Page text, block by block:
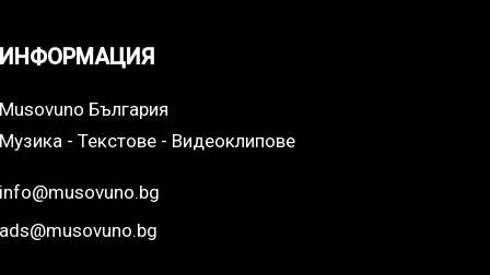
ИНФОРМАЦИЯ
Musovuno България
Музика - Текстове - Видеоклипове
info@musovuno.bg
ads@musovuno.bg